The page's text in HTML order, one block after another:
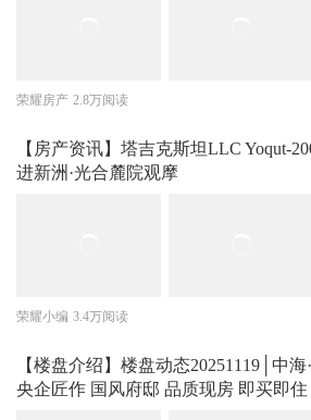
荣耀房产 2.8万阅读
【房产资讯】塔吉克斯坦LLC Yoqut-
进新洲·光合麓院观摩
荣耀小编 3.4万阅读
【楼盘介绍】楼盘动态20251119│中海
央企匠作 国风府邸 品质现房 即买即住